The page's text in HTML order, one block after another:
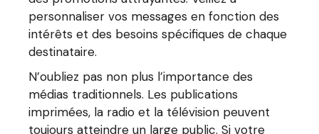
personnaliser vos messages en fonction des
intérêts et des besoins spécifiques de chaque
destinataire.
N’oubliez pas non plus l’importance des
médias traditionnels. Les publications
imprimées, la radio et la télévision peuvent
toujours atteindre un large public. Si votre